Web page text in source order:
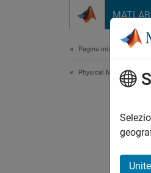
Pagina iniziale della
Physical Modeling